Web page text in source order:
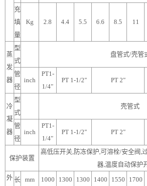
充
填
量
Kg 2.8 4.4 5.5 6.6 8.5 11
蒸
发
器
型
式
盘管式/壳管
管
径
inch
PT1-
1/4"
PT 1-1/2" PT 2"
冷
凝
器
型
式
壳管式
管
径
inch
PT1-
1/4"
PT 1-1/2" PT 2"
保护装置
高低压开关,防冻保护,可溶栓/安全阀,
器,温度自动保护
外 长 mm 1000 1300 1300 1400 1550 1700